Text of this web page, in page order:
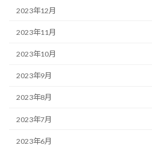
2023年12月
2023年11月
2023年10月
2023年9月
2023年8月
2023年7月
2023年6月